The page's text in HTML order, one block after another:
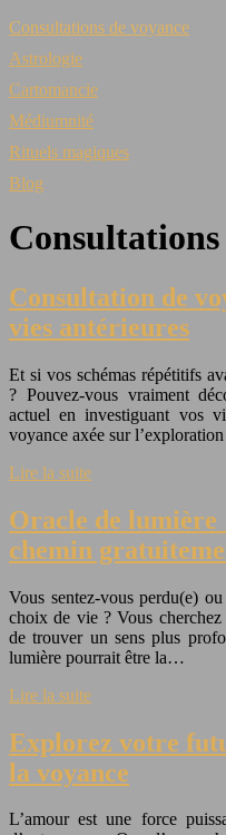
Consultations de voyance
Astrologie
Cartomancie
Médiumnité
Rituels magiques
Blog
Consultations
Consultation de
vies antérieures
Et si vos schémas répétitifs
? Pouvez-vous vraiment
actuel en investiguant vos
voyance axée sur
Lire la suite
Oracle de
chemin
Vous sentez-vous perdu(e)
choix de vie ? Vous
de trouver un sens plus
lumière pourrait être la…
Lire la suite
Explorez votre
la voyance
L’amour est une force